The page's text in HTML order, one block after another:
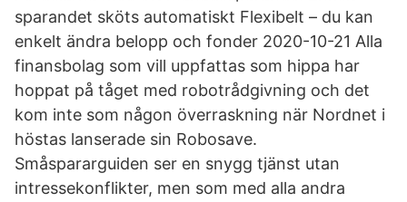
sparandet sköts automatiskt Flexibelt – du kan
enkelt ändra belopp och fonder 2020-10-21 Alla
finansbolag som vill uppfattas som hippa har
hoppat på tåget med robotrådgivning och det
kom inte som någon överraskning när Nordnet i
höstas lanserade sin Robosave.
Småspararguiden ser en snygg tjänst utan
intressekonflikter, men som med alla andra